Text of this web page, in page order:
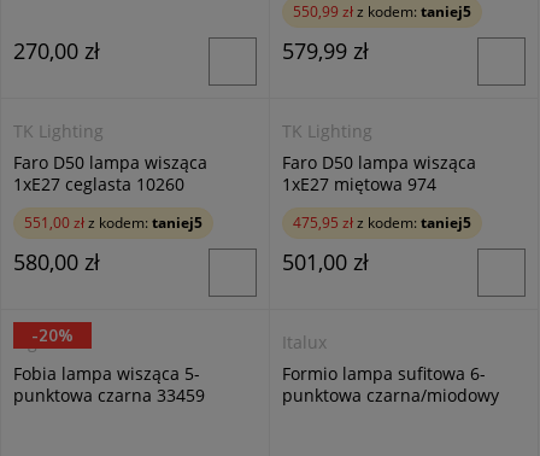
270,00 zł
550,99 złz kodem: taniej5
579,99 zł
TK Lighting
Faro D50 lampa wisząca
1xE27 ceglasta 10260
551,00 złz kodem: taniej5
580,00 zł
TK Lighting
Faro D50 lampa wisząca
1xE27 miętowa 974
475,95 złz kodem: taniej5
501,00 zł
Sigma
Fobia lampa wisząca 5-
punktowa czarna 33459
-20%
Italux
Formio lampa sufitowa 6-
punktowa czarna/miodowy